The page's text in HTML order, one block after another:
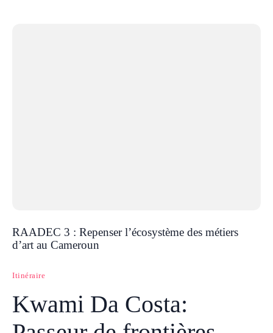
RAADEC 3 : Repenser l’écosystème des métiers
d’art au Cameroun
Itinéraire
Kwami Da Costa: